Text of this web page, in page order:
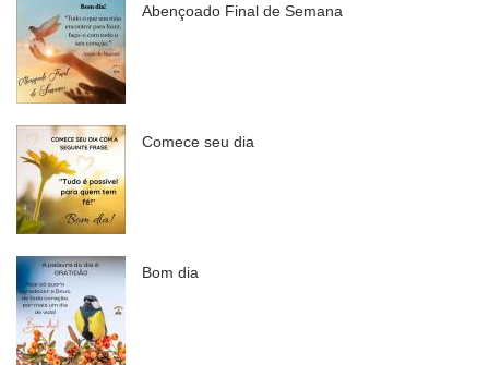
Abençoado Final de Semana
Comece seu dia
Bom dia